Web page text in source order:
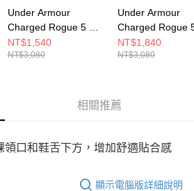
Under Armour
Charged Rogue 5 男
慢跑鞋 3028256-101
NT$1,540
NT$3,080
Under Armour
Charged Rogue
慢跑鞋
NT$1,840
NT$3,080
相關推薦
領口和鞋舌下方，增加舒適貼合感
顯示電腦版詳細說明